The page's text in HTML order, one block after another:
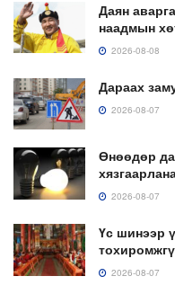
Даян
наадмын
2026-08-08
Дараах
2026-08-07
Өнөөдөр
2026-08-07
Үс шинээр
2026-08-07